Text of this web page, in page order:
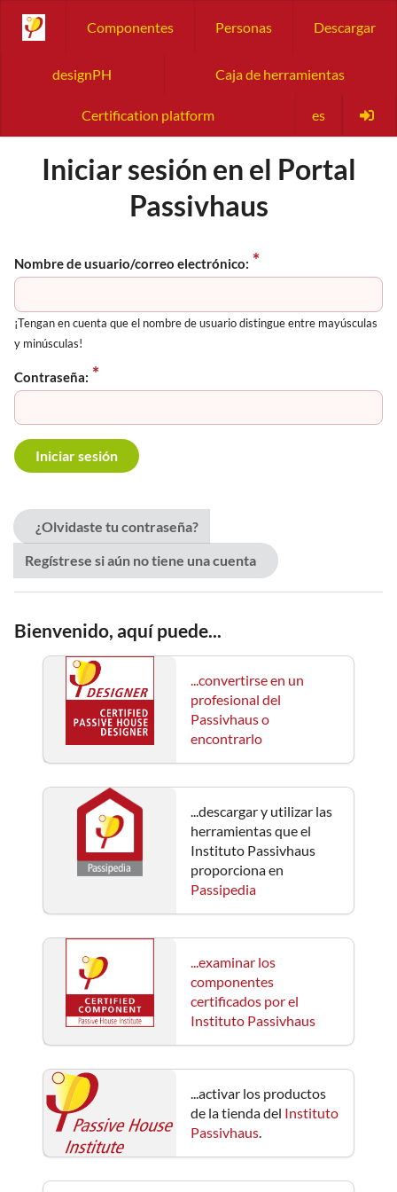
Componentes Personas Descargar
designPH Caja de herramientas
Certification platform es
Iniciar sesión en el Portal
Passivhaus
Nombre de usuario/correo electrónico:
¡Tengan en cuenta que el nombre de usuario distingue entre mayúsculas
y minúsculas!
Contraseña:
¿Olvidaste tu contraseña?
Regístrese si aún no tiene una cuenta
Bienvenido, aquí puede...
...convertirse en un
profesional del
Passivhaus o
encontrarlo
...descargar y utilizar las
herramientas que el
Instituto Passivhaus
proporciona en
Passipedia
...examinar los
componentes
certificados por el
Instituto Passivhaus
...activar los productos
de la tienda del Instituto
Passivhaus.